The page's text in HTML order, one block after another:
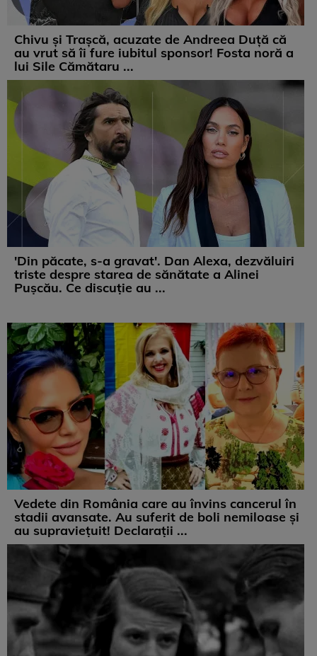
Chivu și Trașcă, acuzate de Andreea Duță că
au vrut să îi fure iubitul sponsor! Fosta noră a
lui Sile Cămătaru ...
'Din păcate, s-a gravat'. Dan Alexa, dezvăluiri
triste despre starea de sănătate a Alinei
Pușcău. Ce discuție au ...
Vedete din România care au învins cancerul în
stadii avansate. Au suferit de boli nemiloase şi
au supravieţuit! Declarații ...